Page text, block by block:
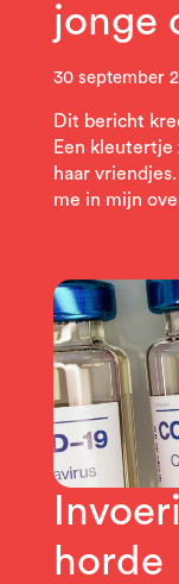
jonge
30 september
Dit bericht
Een
haar
me in mijn
horde